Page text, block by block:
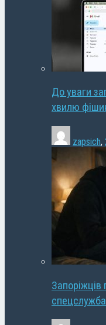
До уваги
хвилю
zapsich,